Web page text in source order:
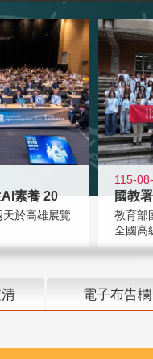
素養 20
於高雄展覽
115-
教育部
全國高
電子布告欄